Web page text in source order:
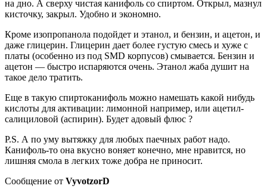
на дно. А сверху чистая канифоль со спиртом. Открыл, мазнул
кисточку, закрыл. Удобно и экономно.
Кроме изопропанола подойдет и этанол, и бензин, и ацетон, и
даже глицерин. Глицерин дает более густую смесь и хуже с
платы (особенно из под SMD корпусов) смывается. Бензин и
ацетон — быстро испаряются очень. Этанол жаба душит на
такое дело тратить.
Еще в такую спиртоканифоль можно намешать какой нибудь
кислоты для активации: лимонной например, или ацетил-
салициловой (аспирин). Будет адовый флюс ?
P.S. А по уму вытяжку для любых паечных работ надо.
Канифоль-то она вкусно воняет конечно, мне нравится, но
лишняя смола в легких тоже добра не приносит.
Сообщение от VyvotzorD